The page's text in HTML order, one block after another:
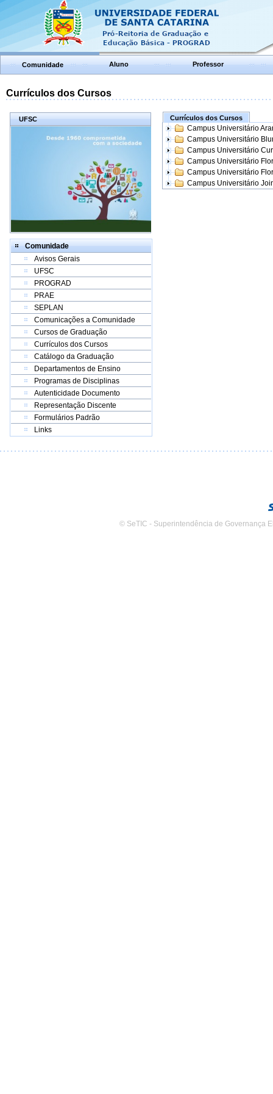
Comunidade Aluno Professor
Currículos dos Cursos
UFSC
Comunidade
Avisos Gerais
UFSC
PROGRAD
PRAE
SEPLAN
Comunicações a Comunidade
Cursos de Graduação
Currículos dos Cursos
Catálogo da Graduação
Departamentos de Ensino
Programas de Disciplinas
Autenticidade Documento
Representação Discente
Formulários Padrão
Links
Currículos dos Cursos
Campus Universitário
Campus Universitário
Campus Universitário
Campus Universitário
Campus Universitário
Campus Universitário
© SeTIC - Superintendência de Governança